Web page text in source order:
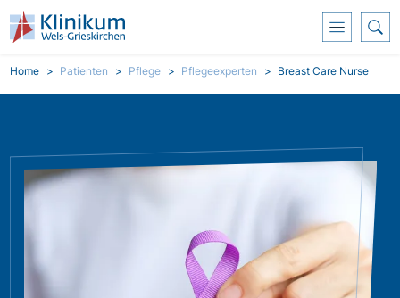
Přejít k hlavnímu obsahu
Breadcrumb
Home Patienten Pflege Pflegeexperten Breast Care Nurse
Obrázek